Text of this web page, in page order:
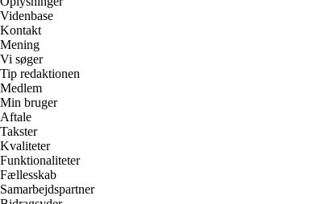
Videnbase
Kontakt
Mening
Vi søger
Tip redaktionen
Medlem
Min bruger
Aftale
Takster
Kvaliteter
Funktionaliteter
Fællesskab
Samarbejdspartner